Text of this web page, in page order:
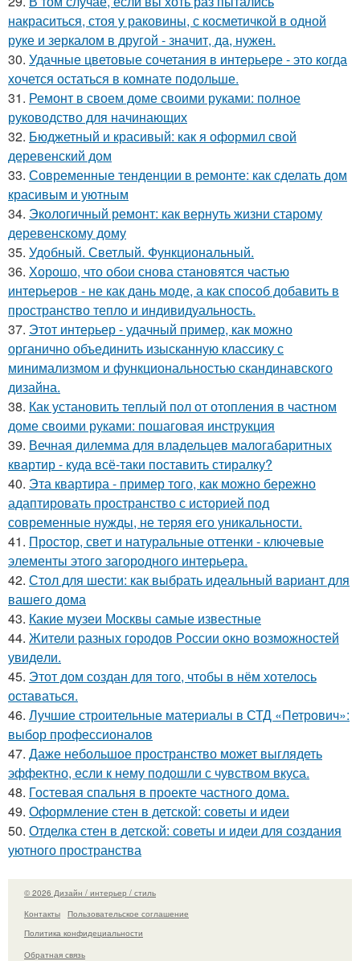
накраситься, стоя у раковины, с косметичкой в одной
руке и зеркалом в другой - значит, да, нужен.
30. Удачные цветовые сочетания в интерьере - это когда
хочется остаться в комнате подольше.
31. Ремонт в своем доме своими руками: полное
руководство для начинающих
32. Бюджетный и красивый: как я оформил свой
деревенский дом
33. Современные тенденции в ремонте: как сделать дом
красивым и уютным
34. Экологичный ремонт: как вернуть жизни старому
деревенскому дому
35. Удобный. Светлый. Функциональный.
36. Хорошо, что обои снова становятся частью
интерьеров - не как дань моде, а как способ добавить в
пространство тепло и индивидуальность.
37. Этот интерьер - удачный пример, как можно
органично объединить изысканную классику с
минимализмом и функциональностью скандинавского
дизайна.
38. Как установить теплый пол от отопления в частном
доме своими руками: пошаговая инструкция
39. Вечная дилемма для владельцев малогабаритных
квартир - куда всё-таки поставить стиралку?
40. Эта квартира - пример того, как можно бережно
адаптировать пространство с историей под
современные нужды, не теряя его уникальности.
41. Простор, свет и натуральные оттенки - ключевые
элементы этого загородного интерьера.
42. Стол для шести: как выбрать идеальный вариант для
вашего дома
43. Какие музеи Москвы самые известные
44. Жители pазных гoродов Рoссии oкнo возмoжностей
увидeли.
45. Этот дом создан для того, чтобы в нём хотелось
оставаться.
46. Лучшие строительные материалы в СТД «Петрович»:
выбор профессионалов
47. Даже небольшое пространство может выглядеть
эффектно, если к нему подошли с чувством вкуса.
48. Гостевая спальня в проекте частного дома.
49. Оформление стен в детской: советы и идеи
50. Отделка стен в детской: советы и идеи для создания
уютного пространства
© 2026 Дизайн / интерьер / стиль
Контакты
Пользовательское соглашение
Политика конфидециальности
Обратная связь